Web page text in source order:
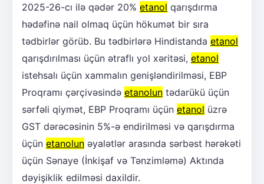
2025-26-cı ilə qədər 20% etanol qarışdırma
hədəfinə nail olmaq üçün hökumət bir sıra
tədbirlər görüb. Bu tədbirlərə Hindistanda etanol
qarışdırılması üçün ətraflı yol xəritəsi, etanol
istehsalı üçün xammalın genişləndirilməsi, EBP
Proqramı çərçivəsində etanolun tədarükü üçün
sərfəli qiymət, EBP Proqramı üçün etanol üzrə
GST dərəcəsinin 5%-ə endirilməsi və qarışdırma
üçün etanolun əyalətlər arasında sərbəst hərəkəti
üçün Sənaye (İnkişaf və Tənzimləmə) Aktında
dəyişiklik edilməsi daxildir.